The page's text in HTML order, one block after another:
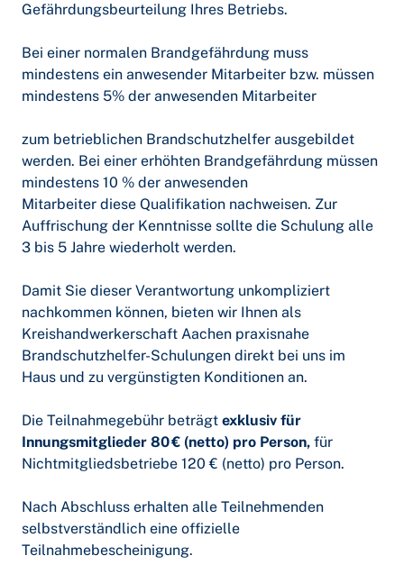
Gefährdungsbeurteilung Ihres Betriebs.
Bei einer normalen Brandgefährdung muss
mindestens ein anwesender Mitarbeiter bzw. müssen
mindestens 5% der anwesenden Mitarbeiter
zum betrieblichen Brandschutzhelfer ausgebildet
werden. Bei einer erhöhten Brandgefährdung müssen
mindestens 10 % der anwesenden
Mitarbeiter diese Qualifikation nachweisen. Zur
Auffrischung der Kenntnisse sollte die Schulung alle
3 bis 5 Jahre wiederholt werden.
Damit Sie dieser Verantwortung unkompliziert
nachkommen können, bieten wir Ihnen als
Kreishandwerkerschaft Aachen praxisnahe
Brandschutzhelfer-Schulungen direkt bei uns im
Haus und zu vergünstigten Konditionen an.
Die Teilnahmegebühr beträgt exklusiv für
Innungsmitglieder 80€ (netto) pro Person, für
Nichtmitgliedsbetriebe 120 € (netto) pro Person.
Nach Abschluss erhalten alle Teilnehmenden
selbstverständlich eine offizielle
Teilnahmebescheinigung.